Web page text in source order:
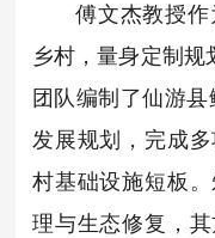
傅文杰教授
乡村，量身定制规
团队编制了仙游县
发展规划，完成
村基础设施短板
理与生态修复，